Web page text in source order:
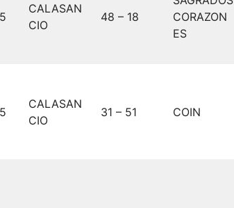
CALASAN
CIO
48 – 18
CORAZON
ES
CALASAN
CIO
31 – 51 COIN